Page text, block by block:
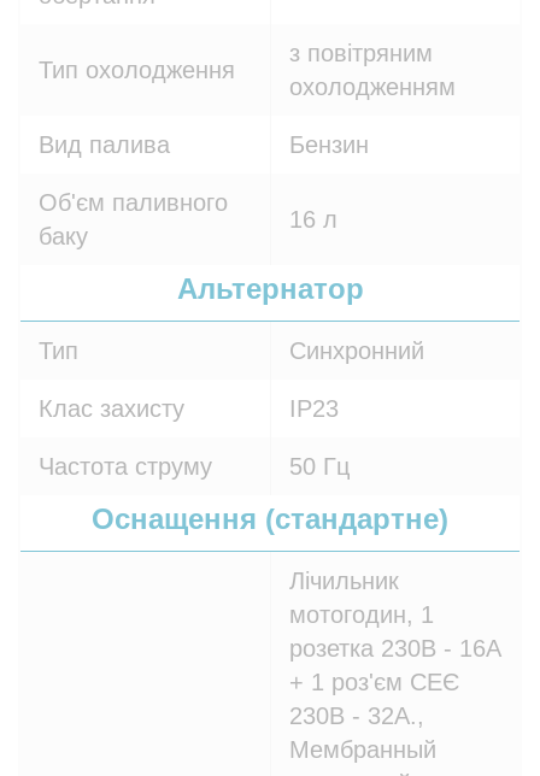
Тип охолодження
з повітряним
охолодженням
Вид палива Бензин
Об'єм паливного
баку
16 л
Альтернатор
Тип Синхронний
Клас захисту IP23
Частота струму 50 Гц
Оснащення (стандартне)
Лічильник
мотогодин, 1
розетка 230В - 16A
+ 1 роз'єм СЕЄ
230В - 32A.,
Мембранный